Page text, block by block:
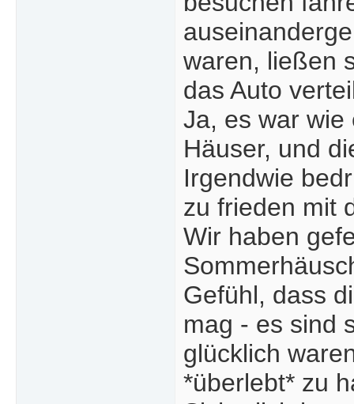
waren, ließen
das Auto
Ja, es war wie
Häuser, und
Irgendwie
zu frieden mit
Wir haben
Gefühl, dass
mag - es sind
glücklich
*überlebt* zu